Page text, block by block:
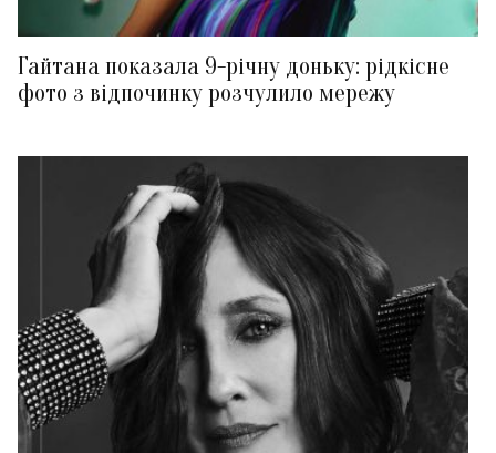
Гайтана показала 9-річну доньку: рідкісне
фото з відпочинку розчулило мережу